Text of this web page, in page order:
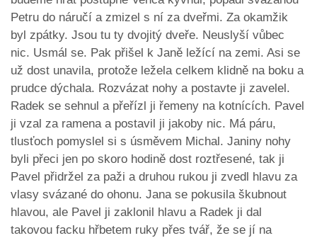
Petru do náručí a zmizel s ní za dveřmi. Za okamžik
byl zpátky. Jsou tu ty dvojitý dveře. Neuslyší vůbec
nic. Usmál se. Pak přišel k Janě ležící na zemi. Asi se
už dost unavila, protože ležela celkem klidně na boku a
prudce dýchala. Rozvázat nohy a postavte ji zavelel.
Radek se sehnul a přeřízl ji řemeny na kotnících. Pavel
ji vzal za ramena a postavil ji jakoby nic. Má páru,
tlusťoch pomyslel si s úsměvem Michal. Janiny nohy
byli přeci jen po skoro hodině dost roztřesené, tak ji
Pavel přidržel za paži a druhou rukou ji zvedl hlavu za
vlasy svázané do ohonu. Jana se pokusila škubnout
hlavou, ale Pavel ji zaklonil hlavu a Radek ji dal
takovou facku hřbetem ruky přes tvář, že se jí na